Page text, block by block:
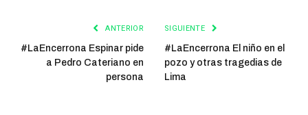
ANTERIOR
#LaEncerrona Espinar pide
a Pedro Cateriano en
persona
SIGUIENTE
#LaEncerrona El niño en el
pozo y otras tragedias de
Lima